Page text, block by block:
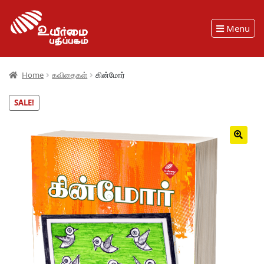
Menu
Home கவிதைகள் கின்மோர்
SALE!